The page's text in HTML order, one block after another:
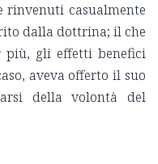
rinvenuti casualmente
dalla dottrina; il che
più, gli effetti benefici
aveva offerto il suo
della volontà del